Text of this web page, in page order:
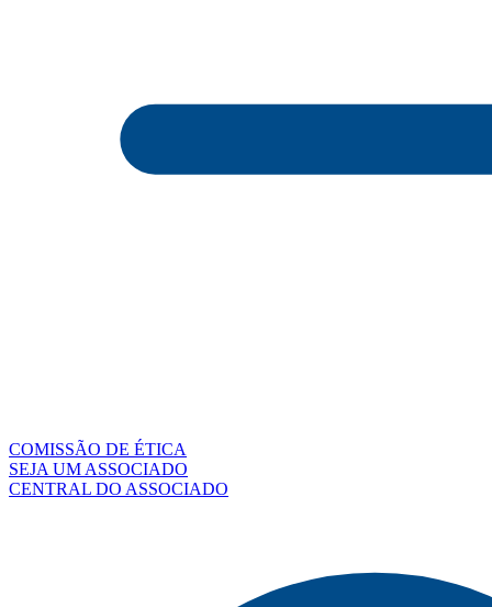
COMISSÃO DE ÉTICA
SEJA UM ASSOCIADO
CENTRAL DO ASSOCIADO